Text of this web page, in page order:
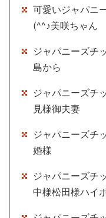
可愛いジャパニ
(^^♪美咲ちゃん
ジャパニーズチ
島から
ジャパニーズチ
見様御夫妻
ジャパニーズチ
婚様
ジャパニーズチ
中様松田様ハイ